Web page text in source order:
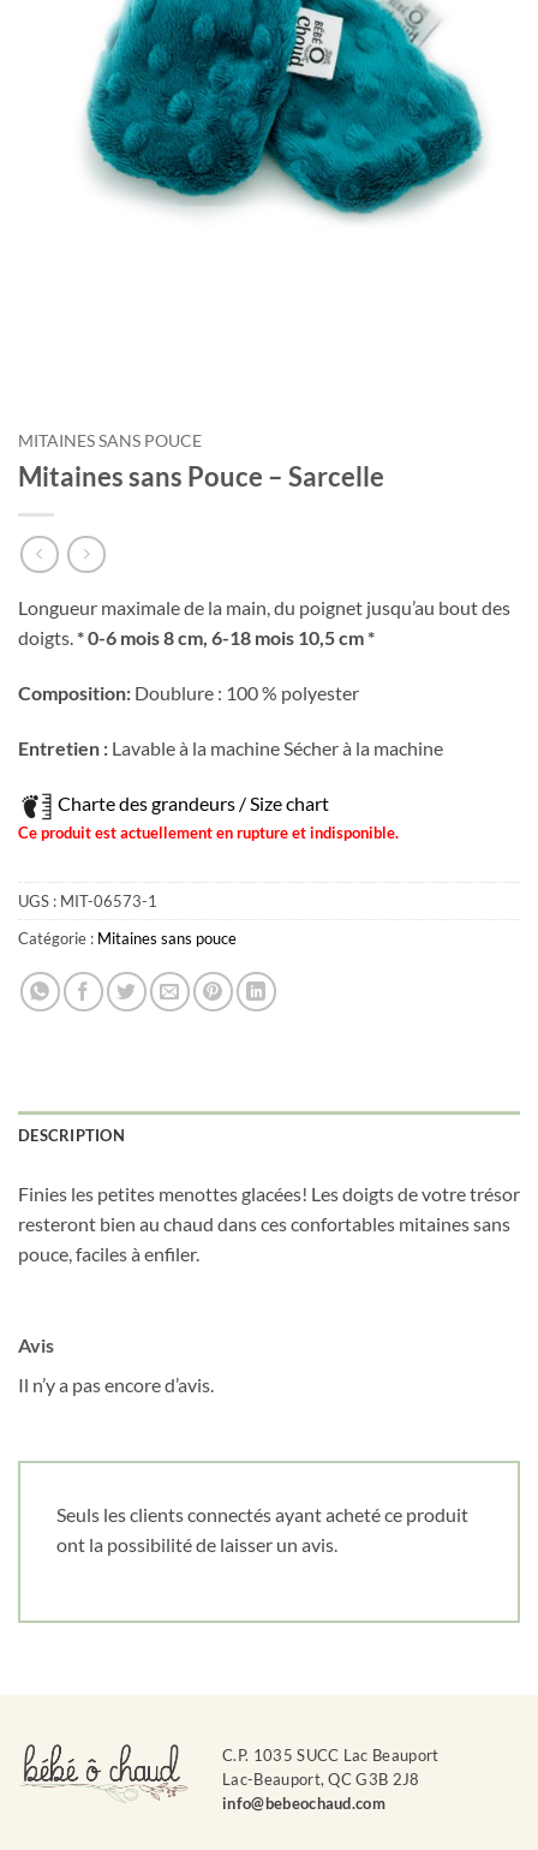
MITAINES SANS POUCE
Mitaines sans Pouce – Sarcelle
Longueur maximale de la main, du poignet jusqu’au bout des
doigts.* 0-6 mois 8 cm, 6-18 mois 10,5 cm *
Composition: Doublure : 100 % polyester
Entretien : Lavable à la machine Sécher à la machine
Charte des grandeurs / Size chart
Ce produit est actuellement en rupture et indisponible.
UGS : MIT-06573-1
Catégorie : Mitaines sans pouce
DESCRIPTION
Finies les petites menottes glacées! Les doigts de votre trésor
resteront bien au chaud dans ces confortables mitaines sans
pouce, faciles à enfiler.
Avis
Il n’y a pas encore d’avis.
Seuls les clients connectés ayant acheté ce produit
ont la possibilité de laisser un avis.
C.P. 1035 SUCC Lac Beauport
Lac-Beauport, QC G3B 2J8
info@bebeochaud.com
Courriel
Nom